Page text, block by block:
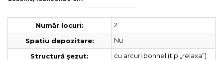
Număr locuri:
2
Spatiu depozitare:
Nu
Structură șezut:
cu arcuri bonnel (tip „relaxa”)